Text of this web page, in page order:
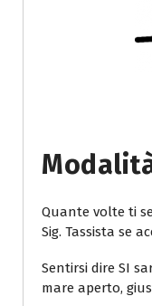
Quante volte ti
Sig. Tassista se
Sentirsi dire SI
mare aperto,